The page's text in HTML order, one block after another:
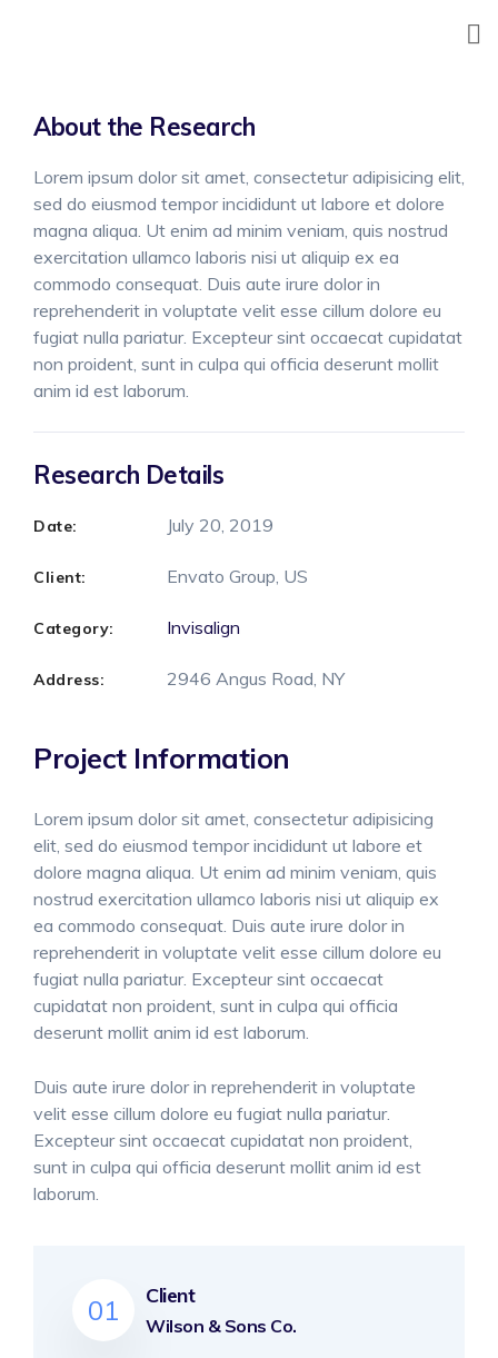
About the Research
Lorem ipsum dolor sit amet, consectetur adipisicing elit,
sed do eiusmod tempor incididunt ut labore et dolore
magna aliqua. Ut enim ad minim veniam, quis nostrud
exercitation ullamco laboris nisi ut aliquip ex ea
commodo consequat. Duis aute irure dolor in
reprehenderit in voluptate velit esse cillum dolore eu
fugiat nulla pariatur. Excepteur sint occaecat cupidatat
non proident, sunt in culpa qui officia deserunt mollit
anim id est laborum.
Research Details
Date: July 20, 2019
Client: Envato Group, US
Category: Invisalign
Address: 2946 Angus Road, NY
Project Information
Lorem ipsum dolor sit amet, consectetur adipisicing
elit, sed do eiusmod tempor incididunt ut labore et
dolore magna aliqua. Ut enim ad minim veniam, quis
nostrud exercitation ullamco laboris nisi ut aliquip ex
ea commodo consequat. Duis aute irure dolor in
reprehenderit in voluptate velit esse cillum dolore eu
fugiat nulla pariatur. Excepteur sint occaecat
cupidatat non proident, sunt in culpa qui officia
deserunt mollit anim id est laborum.
Duis aute irure dolor in reprehenderit in voluptate
velit esse cillum dolore eu fugiat nulla pariatur.
Excepteur sint occaecat cupidatat non proident,
sunt in culpa qui officia deserunt mollit anim id est
laborum.
01 Client
Wilson & Sons Co.